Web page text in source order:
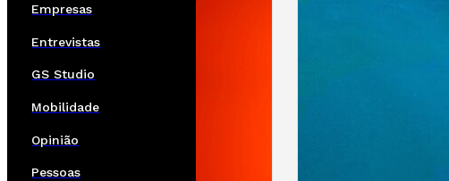
Empresas
Entrevistas
GS Studio
Mobilidade
Opinião
Pessoas